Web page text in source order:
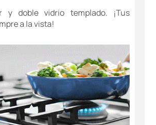
y doble vidrio templado. ¡Tus
a la vista!